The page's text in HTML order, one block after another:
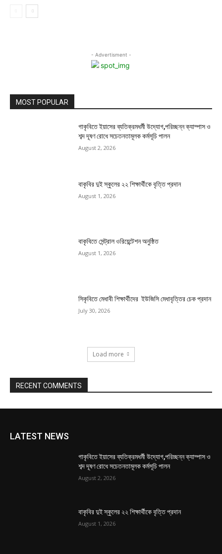
- Advertisment -
MOST POPULAR
গাকৃবিতে ইয়াসের ব্যতিক্রমধর্মী উদ্যোগ,পরিচ্ছন্ন ক্যাম্পাস ও
শব্দ দূষণ রোধে সচেতনতামূলক কর্মসূচি পালন
August 2, 2026
বাকৃবির দুই স্কুলের ২২ শিক্ষার্থীকে বৃত্তি প্রদান
August 1, 2026
বাকৃবিতে সেন্ট্রাল ওরিয়েন্টেশন অনুষ্ঠিত
August 1, 2026
সিকৃবিতে মেধাবী শিক্ষার্থীদের ইউজিসি মেধাবৃত্তির চেক প্রদান
July 30, 2026
Load more
RECENT COMMENTS
LATEST NEWS
গাকৃবিতে ইয়াসের ব্যতিক্রমধর্মী উদ্যোগ,পরিচ্ছন্ন ক্যাম্পাস ও
শব্দ দূষণ রোধে সচেতনতামূলক কর্মসূচি পালন
August 2, 2026
বাকৃবির দুই স্কুলের ২২ শিক্ষার্থীকে বৃত্তি প্রদান
August 1, 2026